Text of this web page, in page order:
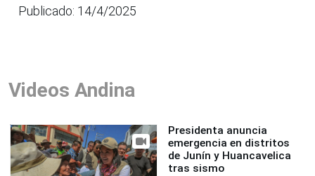
Publicado: 14/4/2025
Videos Andina
Presidenta anuncia
emergencia en distritos
de Junín y Huancavelica
tras sismo